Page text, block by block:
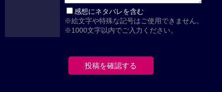
感想にネタバレを含む
※絵文字や特殊な記号はご使用できません。
※1000文字以内でご入力ください。